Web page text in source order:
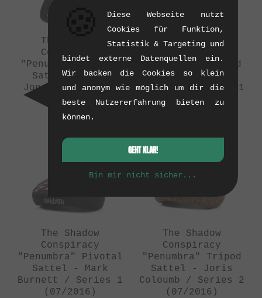
The Shadow
Conspiracy
"Penumbra" Tripod
Sattel - Trey
Jones / Series 5
(07/2016)
0.29 kg
The Shadow
Conspiracy
"Penumbra" Tripod
Sattel - Mark
Burnett / Series 1
(07/2016)
The Shadow
Conspiracy
"Penumbra" Pivotal
Sattel - Mark
Burnett / Series 1
(07/2016)
The Shadow
Conspiracy
"Penumbra" Tripod
Sattel - Joris
Coloumb / Series 2
(07/2016)
Diese Webseite nutzt
Cookies für Funktion,
Statistik & Targeting und
bindet externe Datenquellen ein.
Wir backen die Cookies so klein
und anonym wie möglich um dir die
beste Nutzererfahrung bieten zu
können.
GEHT KLAR!
Bin mir nicht sicher...